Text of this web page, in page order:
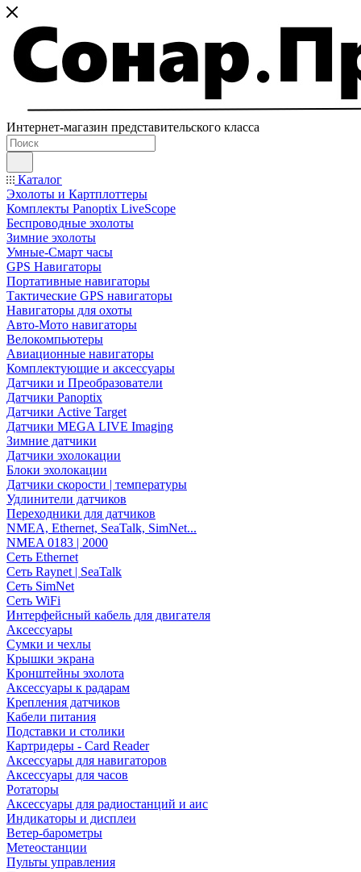
Интернет-магазин представительского класса
Каталог
Эхолоты и Картплоттеры
Комплекты Panoptix LiveScope
Беспроводные эхолоты
Зимние эхолоты
Умные-Смарт часы
GPS Навигаторы
Портативные навигаторы
Тактические GPS навигаторы
Навигаторы для охоты
Авто-Мото навигаторы
Велокомпьютеры
Авиационные навигаторы
Комплектующие и аксессуары
Датчики и Преобразователи
Датчики Panoptix
Датчики Active Target
Датчики MEGA LIVE Imaging
Зимние датчики
Датчики эхолокации
Блоки эхолокации
Датчики скорости | температуры
Удлинители датчиков
Переходники для датчиков
NMEA, Ethernet, SeaTalk, SimNet...
NMEA 0183 | 2000
Сеть Ethernet
Сеть Raynet | SeaTalk
Сеть SimNet
Сеть WiFi
Интерфейсный кабель для двигателя
Аксессуары
Сумки и чехлы
Крышки экрана
Кронштейны эхолота
Аксессуары к радарам
Крепления датчиков
Кабели питания
Подставки и столики
Картридеры - Card Reader
Аксессуары для навигаторов
Аксессуары для часов
Ротаторы
Аксессуары для радиостанций и аис
Индикаторы и дисплеи
Ветер-барометры
Метеостанции
Пульты управления